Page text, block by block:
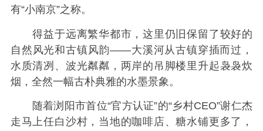
有“小南京”之称。
得益于远离繁华都市，这里仍旧保留了较好的
自然风光和古镇风韵——大溪河从古镇穿插而过，
水质清冽、波光粼粼，两岸的吊脚楼里升起袅袅炊
烟，全然一幅古朴典雅的水墨景象。
随着浏阳市首位“官方认证”的“乡村CEO”谢仁杰
走马上任白沙村，当地的咖啡店、糖水铺更多了，